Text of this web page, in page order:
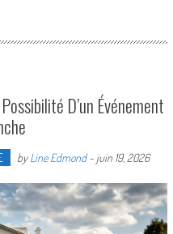
D’un Événement
byLine Edmond- juin 19, 2026